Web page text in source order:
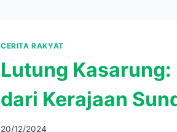
CERITA RAKYAT
Lutung Kasarung:
dari Kerajaan
20/12/2024